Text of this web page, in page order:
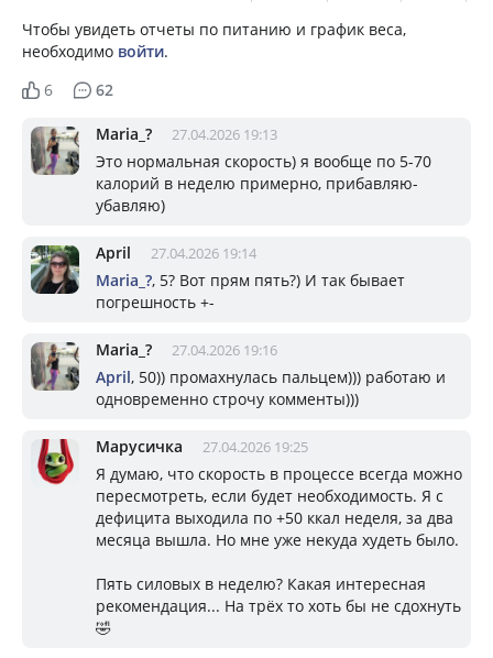
Чтобы увидеть отчеты по питанию и график веса,
необходимо войти.
6
62
Mariа_? 27.04.2026 19:13
Это нормальная скорость) я вообще по 5-70
калорий в неделю примерно, прибавляю-
убавляю)
April 27.04.2026 19:14
Mariа_?, 5? Вот прям пять?) И так бывает
погрешность +-
Mariа_? 27.04.2026 19:16
April, 50)) промахнулась пальцем))) работаю и
одновременно строчу комменты)))
Марусичка 27.04.2026 19:25
Я думаю, что скорость в процессе всегда можно
пересмотреть, если будет необходимость. Я с
дефицита выходила по +50 ккал неделя, за два
месяца вышла. Но мне уже некуда худеть было.
Пять силовых в неделю? Какая интересная
рекомендация... На трёх то хоть бы не сдохнуть
🤣